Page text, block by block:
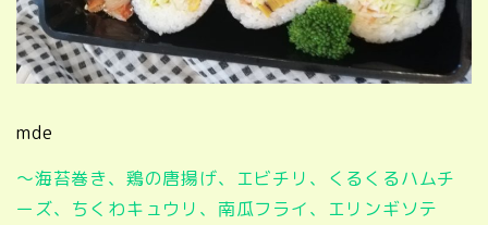
mde
～海苔巻き、鶏の唐揚げ、エビチリ、くるくるハムチ
ーズ、ちくわキュウリ、南瓜フライ、エリンギソテ